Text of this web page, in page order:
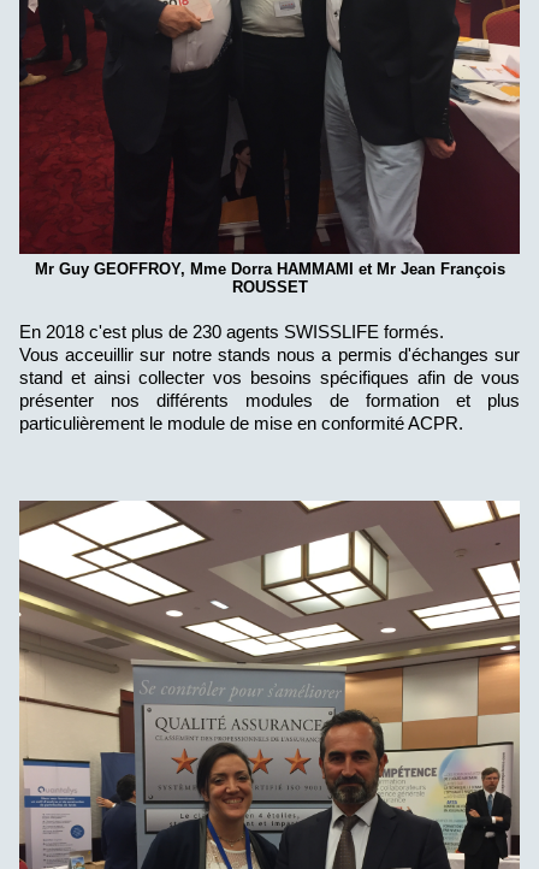
Mr Guy GEOFFROY, Mme Dorra HAMMAMI et Mr Jean François
ROUSSET
En 2018 c'est plus de 230 agents SWISSLIFE formés.
Vous acceuillir sur notre stands nous a permis d'échanges sur
stand et ainsi collecter vos besoins spécifiques afin de vous
présenter nos différents modules de formation et plus
particulièrement le module de mise en conformité ACPR.